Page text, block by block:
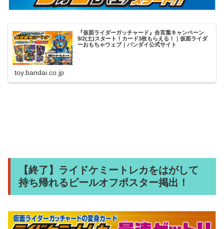
『仮面ライダーガッチャード』合言葉キャンペーン
9/2(土)スタート！カード3枚もらえる！｜仮面ライダ
ーおもちゃウェブ｜バンダイ公式サイト
toy.bandai.co.jp
【終了】ライドケミートレカをはがして
持ち帰れるピールオフポスター掲出！